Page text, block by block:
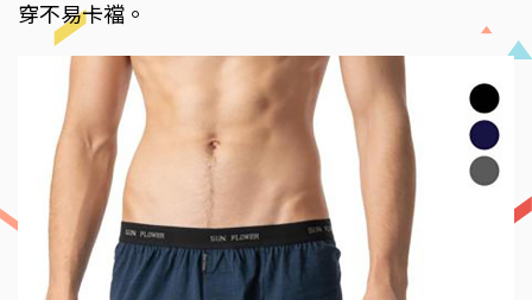
穿不易卡襠。